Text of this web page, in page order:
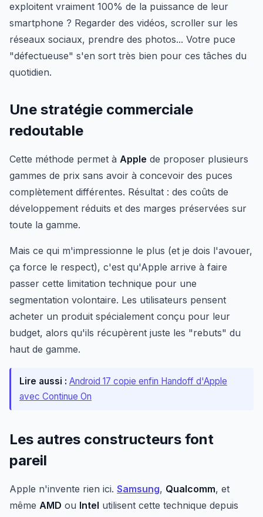
exploitent vraiment 100% de la puissance de leur
smartphone ? Regarder des vidéos, scroller sur les
réseaux sociaux, prendre des photos... Votre puce
"défectueuse" s'en sort très bien pour ces tâches du
quotidien.
Une stratégie commerciale
redoutable
Cette méthode permet à Apple de proposer plusieurs
gammes de prix sans avoir à concevoir des puces
complètement différentes. Résultat : des coûts de
développement réduits et des marges préservées sur
toute la gamme.
Mais ce qui m'impressionne le plus (et je dois l'avouer,
ça force le respect), c'est qu'Apple arrive à faire
passer cette limitation technique pour une
segmentation volontaire. Les utilisateurs pensent
acheter un produit spécialement conçu pour leur
budget, alors qu'ils récupèrent juste les "rebuts" du
haut de gamme.
Lire aussi : Android 17 copie enfin Handoff d'Apple
avec Continue On
Les autres constructeurs font
pareil
Apple n'invente rien ici. Samsung, Qualcomm, et
même AMD ou Intel utilisent cette technique depuis